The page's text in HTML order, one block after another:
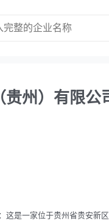
州）有限公
这是一家位于贵州省贵安新